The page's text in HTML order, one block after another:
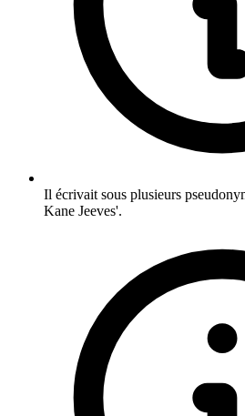
Il écrivait sous plusieurs
Kane Jeeves'.